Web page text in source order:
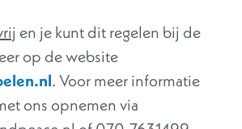
en je kunt dit regelen bij de
op de website
. Voor meer informatie
ons opnemen via